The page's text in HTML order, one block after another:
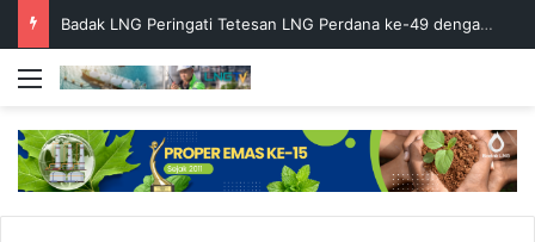
Badak LNG Peringati Tetesan LNG Perdana ke-49 dengan Doa Bersama
Menu